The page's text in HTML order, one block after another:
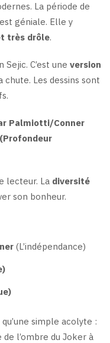
La période de
géniale. Elle y
très drôle.
C’est une version
chute. Les dessins sont
Palmiotti/Conner
lecteur. La diversité
son bonheur.
(L’indépendance)
simple acolyte :
l’ombre du Joker à